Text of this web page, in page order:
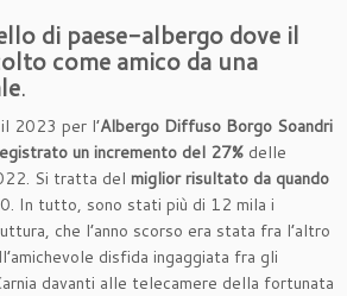
di paese-albergo dove il
come amico da una
.
il 2023 per l’Albergo Diffuso Borgo Soandri
un incremento del 27% delle
Si tratta del miglior risultato da quando
In tutto, sono stati più di 12 mila i
che l’anno scorso era stata fra l’altro
disfida ingaggiata fra gli
davanti alle telecamere della fortunata